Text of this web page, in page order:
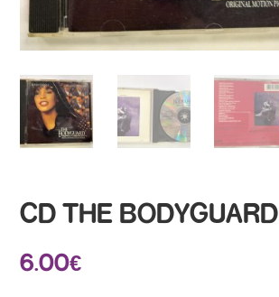
CD THE BODYGUARD
6.00€